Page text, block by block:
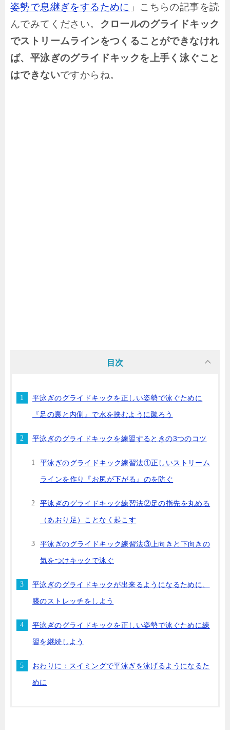
姿勢で息継ぎをするために 」こちらの記事を読
んでみてください。
クロールのグライドキック
でストリームラインをつくることができなけれ
ば、平泳ぎのグライドキックを上手く泳ぐこと
はできないですからね。
目次
平泳ぎのグライドキックを正しい姿勢で泳ぐために
『足の裏と内側』で水を挟むように蹴ろう
平泳ぎのグライドキックを練習するときの3つのコツ
平泳ぎのグライドキック練習法①正しいストリーム
ラインを作り『お尻が下がる』のを防ぐ
平泳ぎのグライドキック練習法②足の指先を丸める
（あおり足）ことなく起こす
平泳ぎのグライドキック練習法③上向きと下向きの
気をつけキックで泳ぐ
平泳ぎのグライドキックが出来るようになるために、
膝のストレッチをしよう
平泳ぎのグライドキックを正しい姿勢で泳ぐために練
習を継続しよう
おわりに：スイミングで平泳ぎを泳げるようになるた
めに